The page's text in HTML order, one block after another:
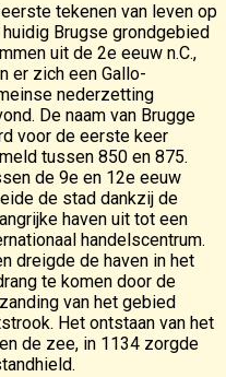
eerste tekenen van leven op
huidig Brugse grondgebied
uit de 2e eeuw n.C.,
er zich een Gallo-
nederzetting
De naam van Brugge
voor de eerste keer
tussen 850 en 875.
de 9e en 12e eeuw
de stad dankzij de
haven uit tot een
handelscentrum.
dreigde de haven in het
te komen door de
van het gebied
Het ontstaan van het
de zee, in 1134 zorgde